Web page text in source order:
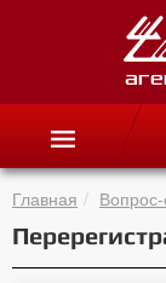
Главная Вопрос-